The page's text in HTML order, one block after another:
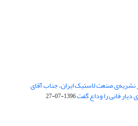
نشریه‌ی صنعت لاستیک ایران، جناب آقای
فانی را وداع گفت1396-07-27